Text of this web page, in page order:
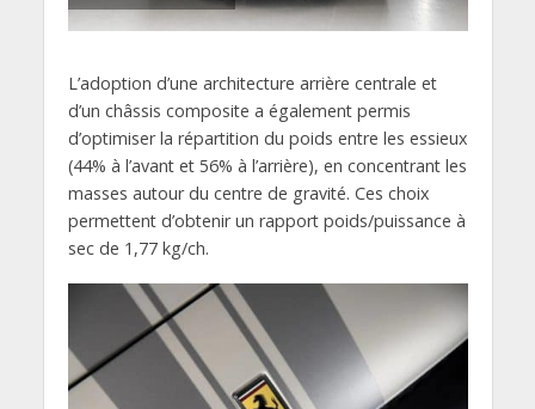
L’adoption d’une architecture arrière centrale et
d’un châssis composite a également permis
d’optimiser la répartition du poids entre les essieux
(44% à l’avant et 56% à l’arrière), en concentrant les
masses autour du centre de gravité. Ces choix
permettent d’obtenir un rapport poids/puissance à
sec de 1,77 kg/ch.